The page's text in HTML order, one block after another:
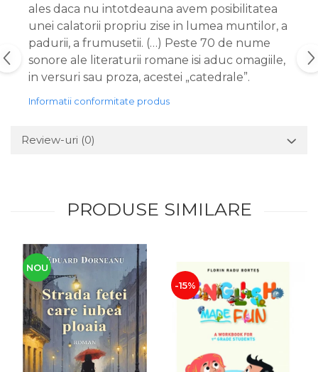
ales daca nu intotdeauna avem posibilitatea
unei calatorii propriu zise in lumea muntilor, a
padurii, a frumusetii. (…) Peste 70 de nume
sonore ale literaturii romane isi aduc omagiile,
in versuri sau proza, acestei „catedrale”.
Informatii conformitate produs
Review-uri (0)
PRODUSE SIMILARE
NOU
-15%